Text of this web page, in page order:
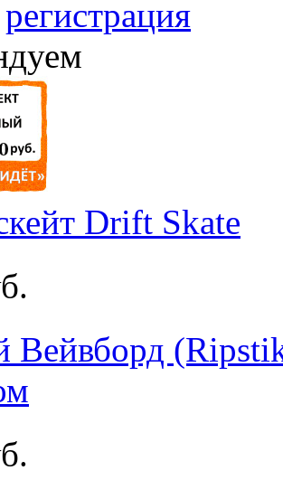
регистрация
Drift Skate
Вейвборд